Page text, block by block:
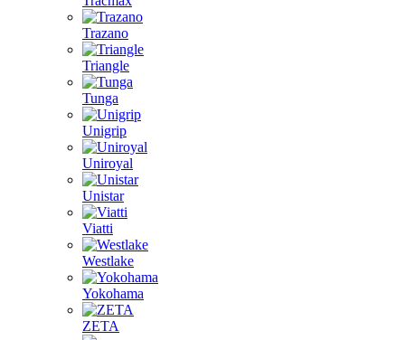
Trazano
Triangle
Tunga
Unigrip
Uniroyal
Unistar
Viatti
Westlake
Yokohama
ZETA